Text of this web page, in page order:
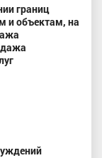
границ
и объектам, на